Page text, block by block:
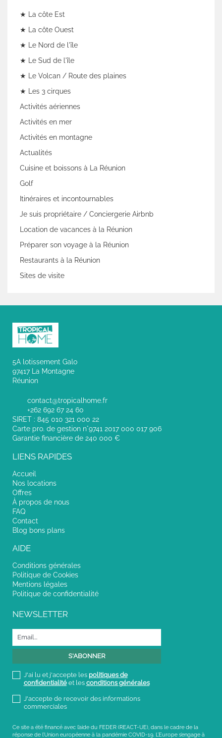
★ La côte Est
★ La côte Ouest
★ Le Nord de l'île
★ Le Sud de l'île
★ Le Volcan / Route des plaines
★ Les 3 cirques
Activités aériennes
Activités en mer
Activités en montagne
Actualités
Cuisine et boissons à La Réunion
Golf
Itinéraires et incontournables
Je suis propriétaire / Conciergerie Airbnb
Location de vacances à la Réunion
Préparer son voyage à la Réunion
Restaurants à la Réunion
Sites de visite
5A lotissement Galo
97417 La Montagne
Réunion
contact@tropicalhome.fr
+262 692 67 24 60
SIRET : 845 010 321 000 22
Carte pro. de gestion n°9741 2017 000 017 906
Garantie financière de 240 000 €
LIENS RAPIDES
Accueil
Nos locations
Offres
À propos de nous
FAQ
Contact
Blog bons plans
AIDE
Conditions générales
Politique de Cookies
Mentions légales
Politique de confidentialité
NEWSLETTER
J'ai lu et j'accepte les politiques de
confidentialitéet les conditions générales
J'accepte de recevoir des informations
commerciales
Ce site a été financé avec l’aide du FEDER (REACT-UE), dans le cadre de la
réponse de l’Union européenne à la pandémie COVID-19. L’Europe s’engage à